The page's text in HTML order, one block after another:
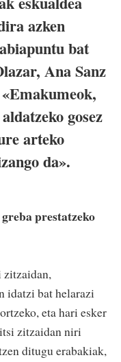
azken
bat
Ana Sanz
gosez
arteko
da».
prestatzeko
idatzi bat helarazi
eta hari esker
zitzaidan niri
ditugu erabakiak,